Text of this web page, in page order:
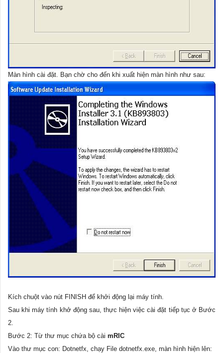
Màn hình cài đặt. Bạn chờ cho đến khi xuất hiện màn hình như sau:
Kích chuột vào nút FINISH để khởi động lại máy tính.
Sau khi máy tính khở động sau, thực hiện việc cài đặt tiếp tục ở Bước
2.
Bước 2: Từ thư mục chứa bộ cài mRIC
Vào thư mục con: Dotnetfx, chạy File dotnetfx.exe, màn hình hiện lên: